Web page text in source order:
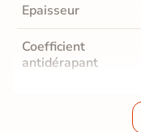
Epaisseur
Coefficient
antidérapant